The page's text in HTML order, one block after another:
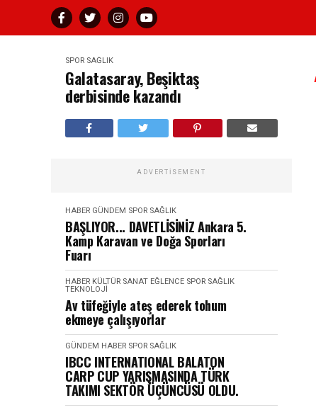
SPOR SAĞLIK
Galatasaray, Beşiktaş
derbisinde kazandı
ADVERTISEMENT
HABER GÜNDEM SPOR SAĞLIK
BAŞLIYOR... DAVETLİSİNİZ Ankara 5.
Kamp Karavan ve Doğa Sporları
Fuarı
HABER KÜLTÜR SANAT EĞLENCE SPOR SAĞLIK
TEKNOLOJI
Av tüfeğiyle ateş ederek tohum
ekmeye çalışıyorlar
GÜNDEM HABER SPOR SAĞLIK
IBCC INTERNATIONAL BALATON
CARP CUP YARIŞMASINDA TÜRK
TAKIMI SEKTÖR ÜÇÜNCÜSÜ OLDU.